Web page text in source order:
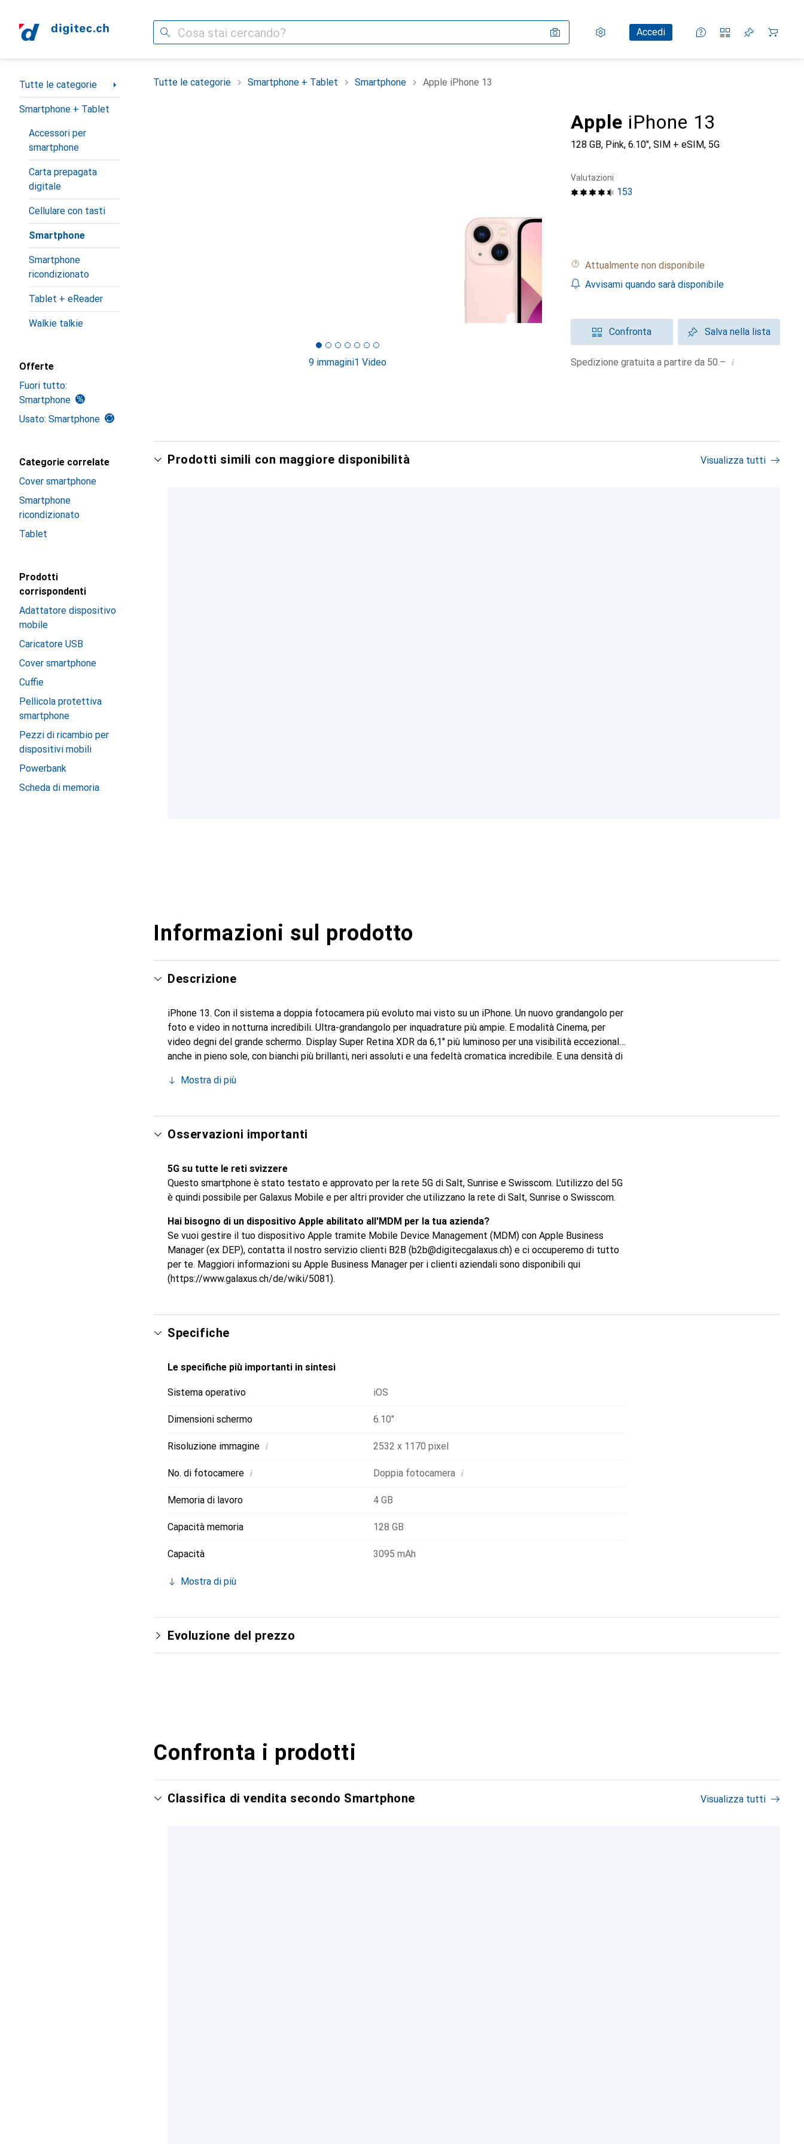
Cerca Impostazioni
Conto clienteAccedi
Liste di confronto
Liste dei desideri
Carrello
Categoria Navigazione
Tutte le categorie
Smartphone + Tablet
Accessori per
smartphone
Carta prepagata
digitale
Cellulare con tasti
Smartphone
Smartphone
ricondizionato
Tablet + eReader
Walkie talkie
Offerte
Fuori tutto:
Smartphone
Usato: Smartphone
Categorie correlate
Cover smartphone
Smartphone
ricondizionato
Tablet
Prodotti
corrispondenti
Adattatore dispositivo
mobile
Caricatore USB
Cover smartphone
Cuffie
Pellicola protettiva
smartphone
Pezzi di ricambio per
dispositivi mobili
Powerbank
Scheda di memoria
Tutte le categorie Smartphone + Tablet Smartphone Apple iPhone 13
9 immagini1 Video
Apple iPhone 13
128 GB, Pink, 6.10", SIM + eSIM, 5G
153
Valutazioni
Attualmente non disponibile
Avvisami quando sarà disponibile
Confronta Salva nella lista
Spedizione gratuita a partire da 50.– i
Prodotti simili con maggiore disponibilità Visualizza tutti
Informazioni sul prodotto
Descrizione
iPhone 13. Con il sistema a doppia fotocamera più evoluto mai visto su un iPhone. Un nuovo grandangolo per
foto e video in notturna incredibili. Ultra-grandangolo per inquadrature più ampie. E modalità Cinema, per
video degni del grande schermo. Display Super Retina XDR da 6,1" più luminoso per una visibilità eccezionale
anche in pieno sole, con bianchi più brillanti, neri assoluti e una fedeltà cromatica incredibile. E una densità di
modalità Cinema, gli Stili fotografici, il Testo attivo e molte altre funzioni. E ha una maggiore efficienza, che
Resistenza all’acqua di grado IP68, la migliore del settore. Con il 5G hai download velocissimi, streaming ad
alta qualità e puoi perfino giocare in multiplayer. E iPhone 13 ti dà più bande 5G per sfrecciare alla velocità
del 5G in ancora più posti. È necessario un piano dati. La tecnologia 5G è supportata solo in alcuni Paesi e
Mostra di più
Osservazioni importanti
5G su tutte le reti svizzere
Questo smartphone è stato testato e approvato per la rete 5G di Salt, Sunrise e Swisscom. L'utilizzo del 5G
è quindi possibile per Galaxus Mobile e per altri provider che utilizzano la rete di Salt, Sunrise o Swisscom.
Hai bisogno di un dispositivo Apple abilitato all'MDM per la tua azienda?
Se vuoi gestire il tuo dispositivo Apple tramite Mobile Device Management (MDM) con Apple Business
Manager (ex DEP), contatta il nostro servizio clienti B2B (b2b@digitecgalaxus.ch) e ci occuperemo di tutto
per te. Maggiori informazioni su Apple Business Manager per i clienti aziendali sono disponibili qui
(https://www.galaxus.ch/de/wiki/5081).
Specifiche
Le specifiche più importanti in sintesi
Sistema operativo iOS
Dimensioni schermo 6.10"
Risoluzione immagine i 2532 x 1170 pixel
No. di fotocamere i Doppia fotocamera i
Memoria di lavoro 4 GB
Capacità memoria 128 GB
Capacità 3095 mAh
Mostra di più
Evoluzione del prezzo
Confronta i prodotti
Classifica di vendita secondo Smartphone Visualizza tutti